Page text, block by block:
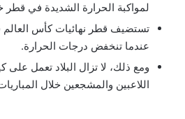
لمواكبة الحرارة الشديدة في
عندما تنخفض درجات الحرارة.
ومع ذلك، لا تزال البلاد تعمل على
اللاعبين والمشجعين خلال